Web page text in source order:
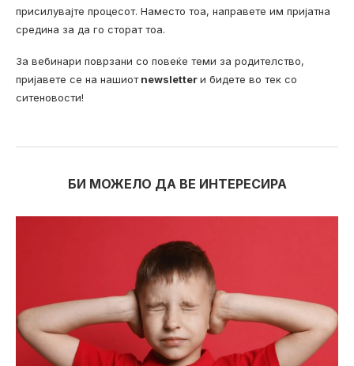
присилувајте процесот. Наместо тоа, направете им пријатна
средина за да го сторат тоа.
За вебинари поврзани со повеќе теми за родителство,
пријавете се на нашиотnewsletterи бидете во тек со
ситеновости!
БИ МОЖЕЛО ДА ВЕ ИНТЕРЕСИРА